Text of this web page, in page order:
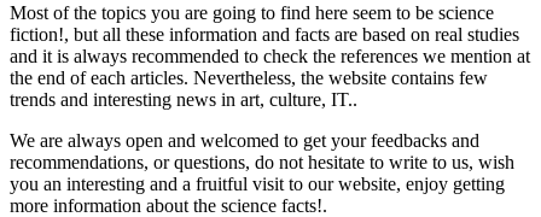
Most of the topics you are going to find
fiction!, but all these information and
and it is always recommended to check
the end of each articles. Nevertheless,
trends and interesting news in art,
We are always open and welcomed to
recommendations, or questions, do not
you an interesting and a fruitful visit to
more information about the science